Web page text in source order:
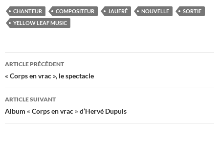
CHANTEUR COMPOSITEUR JAUFRÉ NOUVELLE
SORTIE
YELLOW LEAF MUSIC
Navigation
des
articles
ARTICLE PRÉCÉDENT
« Corps en vrac », le spectacle
ARTICLE SUIVANT
Album « Corps en vrac » d’Hervé Dupuis